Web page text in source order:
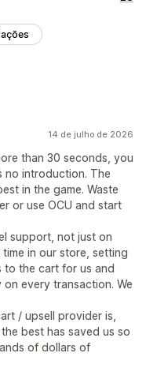
14 de julho de 2026
than 30 seconds, you
no introduction. The
in the game. Waste
or use OCU and start
support, not just on
in our store, setting
to the cart for us and
every transaction. We
/ upsell provider is,
best has saved us so
of dollars of